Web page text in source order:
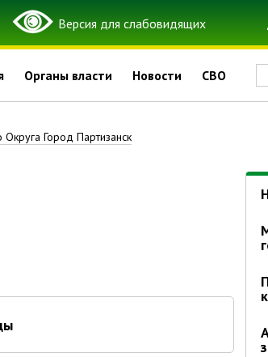
Органы власти Новости СВО
Город Партизанск